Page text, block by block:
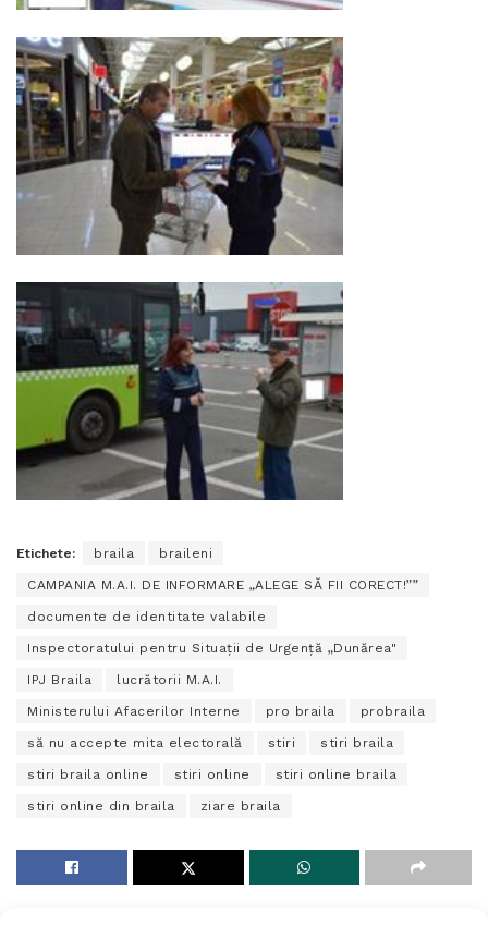
Etichete: braila braileni
CAMPANIA M.A.I. DE INFORMARE „ALEGE SĂ FII CORECT!””
documente de identitate valabile
Inspectoratului pentru Situaţii de Urgenţă „Dunărea"
IPJ Braila lucrătorii M.A.I.
Ministerului Afacerilor Interne pro braila probraila
să nu accepte mita electorală stiri stiri braila
stiri braila online stiri online stiri online braila
stiri online din braila ziare braila